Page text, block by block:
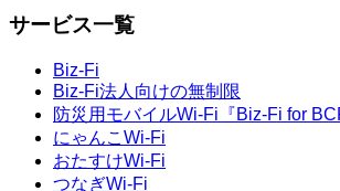
サービス一覧
Biz-Fi
Biz-Fi法人向けの無制限
防災用モバイルWi-Fi『Biz-Fi for
にゃんこWi-Fi
おたすけWi-Fi
つなぎWi-Fi